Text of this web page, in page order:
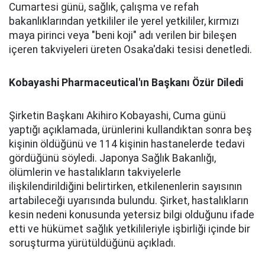
Cumartesi günü, sağlık, çalışma ve refah
bakanlıklarından yetkililer ile yerel yetkililer, kırmızı
maya pirinci veya "beni koji" adı verilen bir bileşen
içeren takviyeleri üreten Osaka'daki tesisi denetledi.
Kobayashi Pharmaceutical'ın Başkanı Özür Diledi
Şirketin Başkanı Akihiro Kobayashi, Cuma günü
yaptığı açıklamada, ürünlerini kullandıktan sonra beş
kişinin öldüğünü ve 114 kişinin hastanelerde tedavi
gördüğünü söyledi. Japonya Sağlık Bakanlığı,
ölümlerin ve hastalıkların takviyelerle
ilişkilendirildiğini belirtirken, etkilenenlerin sayısının
artabileceği uyarısında bulundu. Şirket, hastalıkların
kesin nedeni konusunda yetersiz bilgi olduğunu ifade
etti ve hükümet sağlık yetkilileriyle işbirliği içinde bir
soruşturma yürütüldüğünü açıkladı.